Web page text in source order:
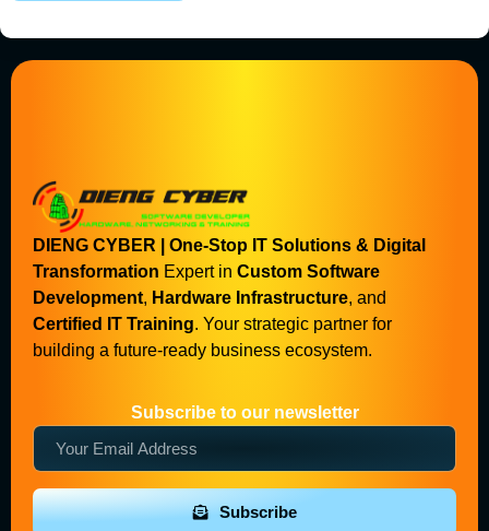
DIENG CYBER | One-Stop IT Solutions & Digital
Transformation Expert in Custom Software
Development, Hardware Infrastructure, and
Certified IT Training. Your strategic partner for
building a future-ready business ecosystem.
Subscribe to our newsletter
Subscribe